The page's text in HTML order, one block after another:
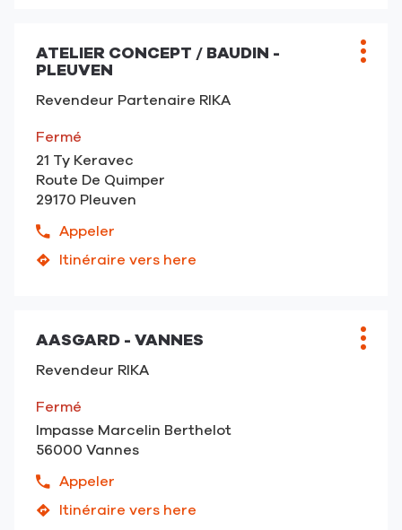
du
point
de
vente
RIKA
Rennes
-
La
Mézière
RIKA
Rennes
-
Mézière
Point
de
vente
ATELIER CONCEPT / BAUDIN -
PLEUVEN
Revendeur Partenaire RIKA
Fermé
21 Ty Keravec
Route De Quimper
29170 Pleuven
Appeler
Afficher
le
du
de
vente
ATELIER
CONCEPT
/
BAUDIN
Pleuven
Itinéraire vers here
jusqu'au
ATELIER
CONCEPT
BAUDIN
-
Pleuven
Plus
Point
de
vente
:
AASGARD - VANNES
Revendeur RIKA
Fermé
Impasse Marcelin Berthelot
56000 Vannes
Appeler
Afficher
le
Itinéraire vers here
jusqu'au
Plus